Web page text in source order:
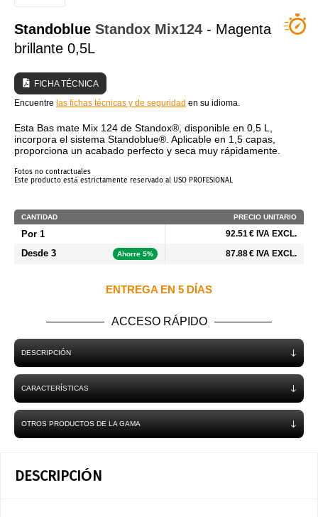
Standoblue Standox Mix124 - Magenta
brillante 0,5L
FICHA TÉCNICA
Encuentre las fichas técnicas y de seguridad en su idioma.
Esta Bas mate Mix 124 de Standox®, disponible en 0,5 L,
incorpora el sistema Standoblue®. Aplicable en 1,5 capas,
proporciona un acabado perfecto y seca muy rápidamente.
Fotos no contractuales
Este producto está estrictamente reservado al USO PROFESIONAL
CANTIDAD PRECIO UNITARIO
Por 1 92.51 € IVA EXCL.
Desde 3 Ahorre 5% 87.88 € IVA EXCL.
ENTREGA EN 5 DÍAS
ACCESO RÁPIDO
DESCRIPCIÓN
CARACTERÍSTICAS
OTROS PRODUCTOS DE LA GAMA
DESCRIPCIÓN